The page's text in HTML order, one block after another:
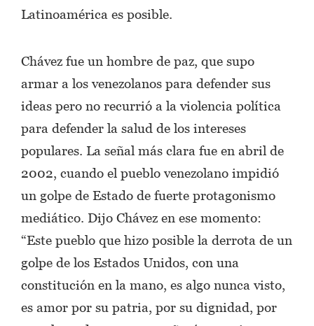
Latinoamérica es posible.
Chávez fue un hombre de paz, que supo
armar a los venezolanos para defender sus
ideas pero no recurrió a la violencia política
para defender la salud de los intereses
populares. La señal más clara fue en abril de
2002, cuando el pueblo venezolano impidió
un golpe de Estado de fuerte protagonismo
mediático. Dijo Chávez en ese momento:
“Este pueblo que hizo posible la derrota de un
golpe de los Estados Unidos, con una
constitución en la mano, es algo nunca visto,
es amor por su patria, por su dignidad, por